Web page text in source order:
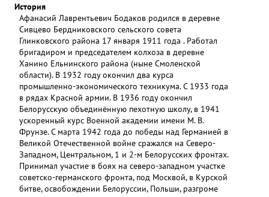
История
Афанасий Лаврентьевич Бодаков родился в деревне
Сивцево Бердниковского сельского совета
Глинковского района 17 января 1911 года . Работал
бригадиром и председателем колхоза в деревне
Ханино Ельнинского района (ныне Смоленской
области). В 1932 году окончил два курса
промышленно-экономического техникума. С 1933 года
в рядах Красной армии. В 1936 году окончил
Белорусскую объединённую пехотную школу, в 1941
ускоренный курс Военной академии имени М. В.
Фрунзе. С марта 1942 года до победы над Германией в
Великой Отечественной войне сражался на Северо-
Западном, Центральном, 1 и 2-м Белорусских фронтах.
Принимал участие в боях на северо-западном участке
советско-германского фронта, под Москвой, в Курской
битве, освобождении Белоруссии, Польши, разгроме